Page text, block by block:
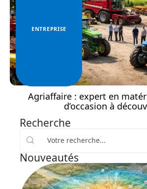
ENTREPRISE
Agriaffaire : expert en
d’occasion à
Recherche
Nouveautés